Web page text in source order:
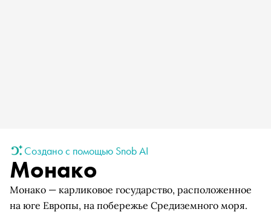
Создано с помощью Snob AI
Монако
Монако — карликовое государство, расположенное
на юге Европы, на побережье Средиземного моря.